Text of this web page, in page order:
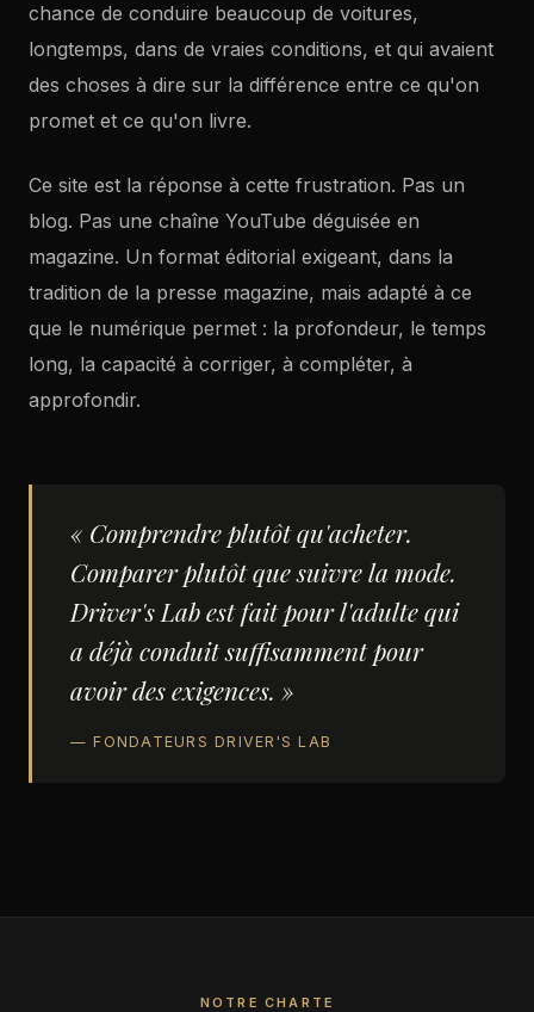
chance de conduire beaucoup de voitures,
longtemps, dans de vraies conditions, et qui avaient
des choses à dire sur la différence entre ce qu'on
promet et ce qu'on livre.
Ce site est la réponse à cette frustration. Pas un
blog. Pas une chaîne YouTube déguisée en
magazine. Un format éditorial exigeant, dans la
tradition de la presse magazine, mais adapté à ce
que le numérique permet : la profondeur, le temps
long, la capacité à corriger, à compléter, à
approfondir.
« Comprendre plutôt qu'acheter.
Comparer plutôt que suivre la mode.
Driver's Lab est fait pour l'adulte qui
a déjà conduit suffisamment pour
avoir des exigences. »
— FONDATEURS DRIVER'S LAB
NOTRE CHARTE